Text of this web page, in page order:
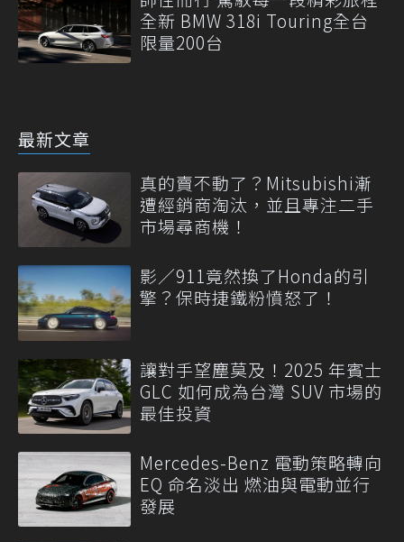
全新 BMW 318i Touring全台
限量200台
最新文章
真的賣不動了？Mitsubishi漸
遭經銷商淘汰，並且專注二手
市場尋商機！
影／911竟然換了Honda的引
擎？保時捷鐵粉憤怒了！
讓對手望塵莫及！2025 年賓士
GLC 如何成為台灣 SUV 市場的
最佳投資
Mercedes-Benz 電動策略轉向
EQ 命名淡出 燃油與電動並行
發展